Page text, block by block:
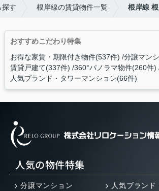
探す 根岸線の賃貸物件一覧 根岸線
おすすめこだわり特集
お得な家賃・期限付き物件(537件) 分譲マン
賃貸戸建て(337件) 360°パノラマ物件(260件)
人気ブランド・タワーマンション(66件)
人気の物件特集
分譲マンション
人気ブランド